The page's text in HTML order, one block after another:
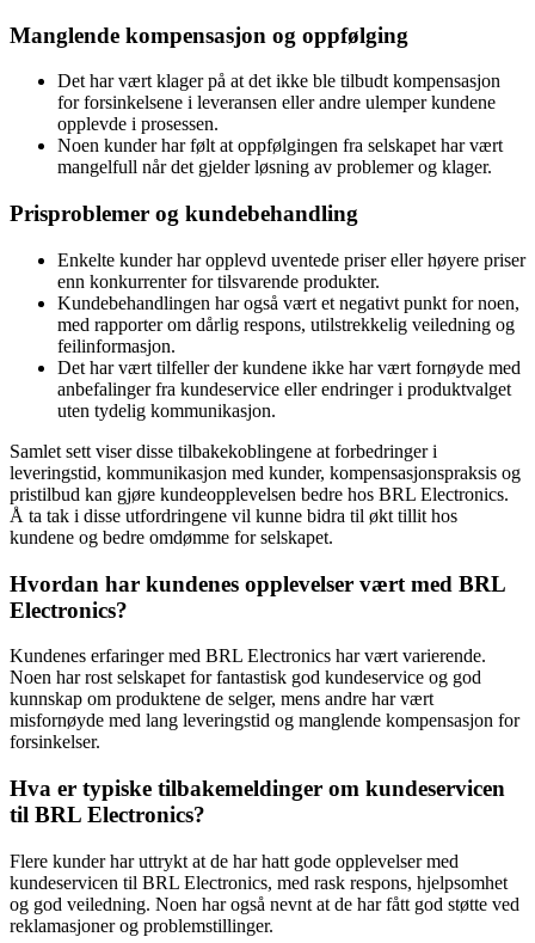
Manglende kompensasjon og oppfølging
Det har vært klager på at det ikke ble tilbudt kompensasjon
for forsinkelsene i leveransen eller andre ulemper kundene
opplevde i prosessen.
Noen kunder har følt at oppfølgingen fra selskapet har vært
mangelfull når det gjelder løsning av problemer og klager.
Prisproblemer og kundebehandling
Enkelte kunder har opplevd uventede priser eller høyere priser
enn konkurrenter for tilsvarende produkter.
Kundebehandlingen har også vært et negativt punkt for noen,
med rapporter om dårlig respons, utilstrekkelig veiledning og
feilinformasjon.
Det har vært tilfeller der kundene ikke har vært fornøyde med
anbefalinger fra kundeservice eller endringer i produktvalget
uten tydelig kommunikasjon.
Samlet sett viser disse tilbakekoblingene at forbedringer i
leveringstid, kommunikasjon med kunder, kompensasjonspraksis og
pristilbud kan gjøre kundeopplevelsen bedre hos BRL Electronics.
Å ta tak i disse utfordringene vil kunne bidra til økt tillit hos
kundene og bedre omdømme for selskapet.
Hvordan har kundenes opplevelser vært med BRL
Electronics?
Kundenes erfaringer med BRL Electronics har vært varierende.
Noen har rost selskapet for fantastisk god kundeservice og god
kunnskap om produktene de selger, mens andre har vært
misfornøyde med lang leveringstid og manglende kompensasjon for
forsinkelser.
Hva er typiske tilbakemeldinger om kundeservicen
til BRL Electronics?
Flere kunder har uttrykt at de har hatt gode opplevelser med
kundeservicen til BRL Electronics, med rask respons, hjelpsomhet
og god veiledning. Noen har også nevnt at de har fått god støtte ved
reklamasjoner og problemstillinger.